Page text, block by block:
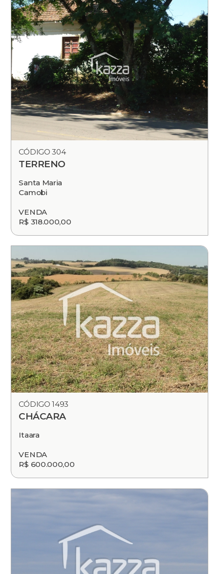
CÓDIGO 304
TERRENO
Santa Maria
Camobi
VENDA
R$ 318.000,00
CÓDIGO 1493
CHÁCARA
Itaara
VENDA
R$ 600.000,00